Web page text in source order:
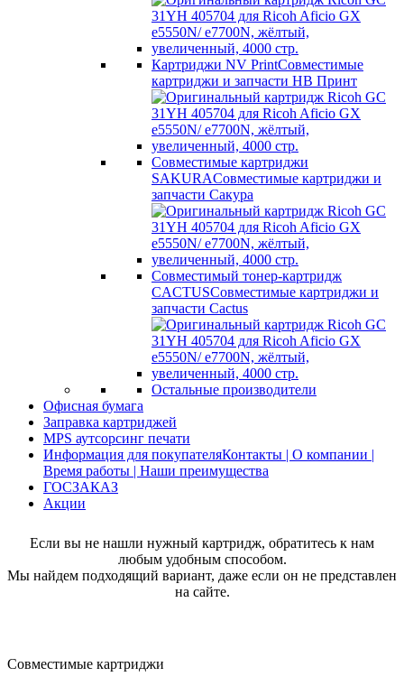
Картриджи NV PrintСовместимые
картриджи и запчасти НВ Принт
Совместимые картриджи
SAKURAСовместимые картриджи и
запчасти Сакура
Совместимый тонер-картридж
CACTUSСовместимые картриджи и
запчасти Cactus
Остальные производители
Офисная бумага
Заправка картриджей
MPS аутсорсинг печати
Информация для покупателяКонтакты | О компании |
Время работы | Наши преимущества
ГОСЗАКАЗ
Акции
Если вы не нашли нужный картридж, обратитесь к нам
любым удобным способом.
Мы найдем подходящий вариант, даже если он не представлен
на сайте.
Совместимые картриджи